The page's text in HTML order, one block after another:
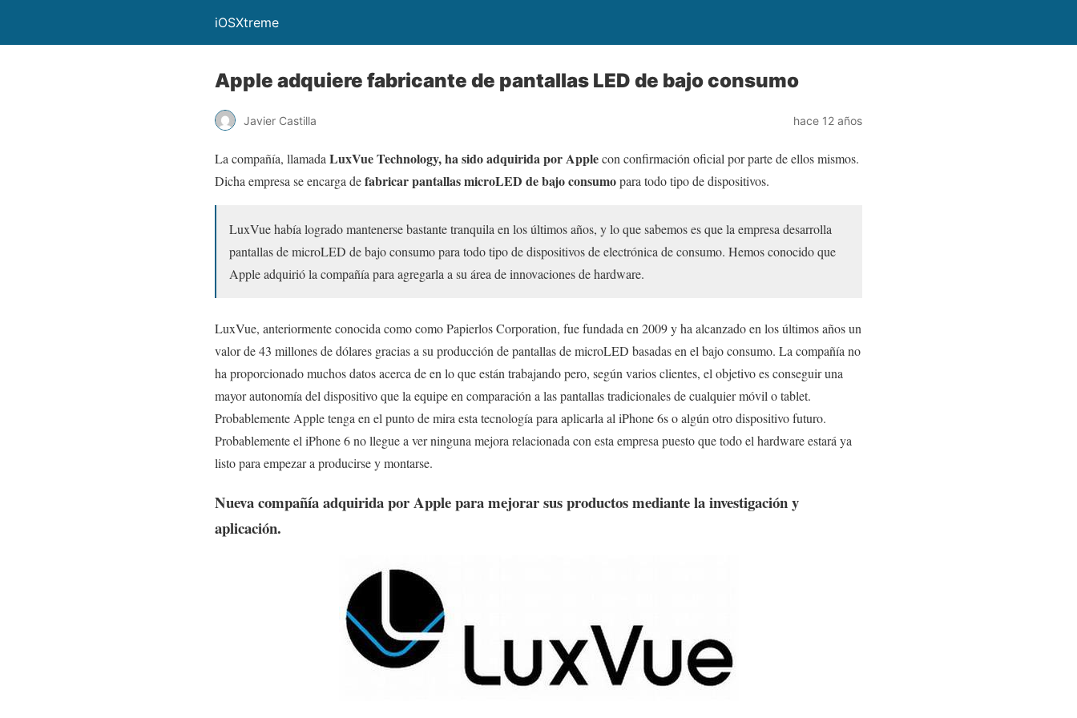
iOSXtreme
Apple adquiere fabricante de pantallas LED de bajo consumo
Javier Castilla hace 12 años
La compañía, llamada LuxVue Technology, ha sido adquirida por Applecon confirmación oficial por parte de ellos mismos.
Dicha empresa se encarga defabricar pantallas microLED de bajo consumopara todo tipo de dispositivos.
LuxVue había logrado mantenerse bastante tranquila en los últimos años, y lo que sabemos es que la empresa ​​desarrolla
pantallas de microLED de bajo consumo para todo tipo de dispositivos de electrónica de consumo. Hemos conocido que
Apple adquirió la compañía para agregarla a su área de innovaciones de hardware.
LuxVue, anteriormente conocida como como Papierlos Corporation, fue fundada en 2009 y ha alcanzado en los últimos años un
valor de 43 millones de dólares gracias a su producción de pantallas de microLED basadas en el bajo consumo. La compañía no
ha proporcionado muchos datos acerca de en lo que están trabajando pero, según varios clientes, el objetivo es conseguir una
mayor autonomía del dispositivo que la equipe en comparación a las pantallas tradicionales de cualquier móvil o tablet.
Probablemente Apple tenga en el punto de mira esta tecnología para aplicarla al iPhone 6s o algún otro dispositivo futuro.
Probablemente el iPhone 6 no llegue a ver ninguna mejora relacionada con esta empresa puesto que todo el hardware estará ya
listo para empezar a producirse y montarse.
Nueva compañía adquirida por Apple para mejorar sus productos mediante la investigación y
aplicación.